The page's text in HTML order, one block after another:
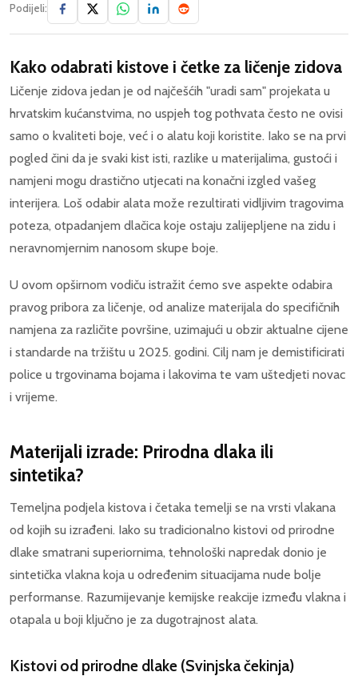
Podijeli:
Kako odabrati kistove i četke za ličenje zidova
Ličenje zidova jedan je od najčešćih "uradi sam" projekata u
hrvatskim kućanstvima, no uspjeh tog pothvata često ne ovisi
samo o kvaliteti boje, već i o alatu koji koristite. Iako se na prvi
pogled čini da je svaki kist isti, razlike u materijalima, gustoći i
namjeni mogu drastično utjecati na konačni izgled vašeg
interijera. Loš odabir alata može rezultirati vidljivim tragovima
poteza, otpadanjem dlačica koje ostaju zalijepljene na zidu i
neravnomjernim nanosom skupe boje.
U ovom opširnom vodiču istražit ćemo sve aspekte odabira
pravog pribora za ličenje, od analize materijala do specifičnih
namjena za različite površine, uzimajući u obzir aktualne cijene
i standarde na tržištu u 2025. godini. Cilj nam je demistificirati
police u trgovinama bojama i lakovima te vam uštedjeti novac
i vrijeme.
Materijali izrade: Prirodna dlaka ili
sintetika?
Temeljna podjela kistova i četaka temelji se na vrsti vlakana
od kojih su izrađeni. Iako su tradicionalno kistovi od prirodne
dlake smatrani superiornima, tehnološki napredak donio je
sintetička vlakna koja u određenim situacijama nude bolje
performanse. Razumijevanje kemijske reakcije između vlakna i
otapala u boji ključno je za dugotrajnost alata.
Kistovi od prirodne dlake (Svinjska čekinja)